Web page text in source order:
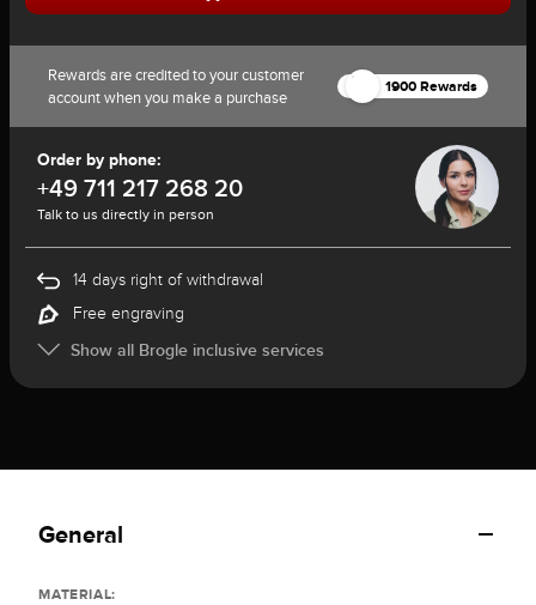
Rewards are credited to your customer
account when you make a purchase
1900 Rewards
Order by phone:
+49 711 217 268 20
Talk to us directly in person
14 days right of withdrawal
Free engraving
Show all Brogle inclusive services
General
MATERIAL: